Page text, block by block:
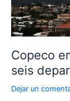
Copeco
seis
Dejar un
por
lluvias